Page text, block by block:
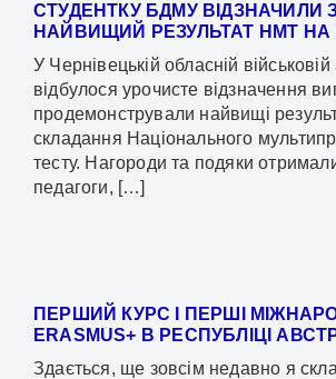
СТУДЕНТКУ БДМУ ВІДЗНАЧИЛИ
НАЙВИЩИЙ РЕЗУЛЬТАТ НМТ НА
У Чернівецькій обласній військовій
відбулося урочисте відзначення
продемонстрували найвищі
складання Національного
тесту. Нагороди та подяки
педагоги, […]
ПЕРШИЙ КУРС І ПЕРШІ
ERASMUS+ В РЕСПУБЛІЦІ
Здається, ще зовсім недавно я